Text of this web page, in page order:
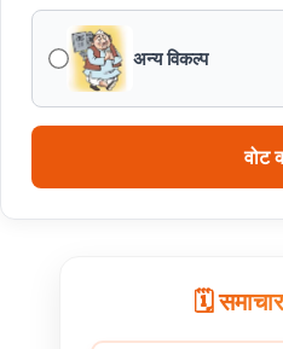
28 के बजट अनुमान तथा
लिए रोलिंग बजट की तैयारी हेतु बजट
अन्य विकल्प
वोट
🗓️